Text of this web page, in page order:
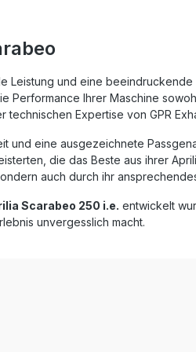
die
ist
DIN-
was
Leistung und eine beeindruckende
Performance Ihrer Maschine
Expertise von GPR
und eine ausgezeichnete
die das Beste aus ihrer
auch durch ihr
Scarabeo 250 i.e. entwickelt
unvergesslich macht.